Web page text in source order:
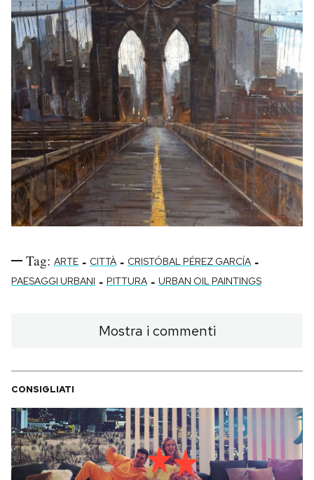
Tag: ARTE - CITTÀ - CRISTÓBAL PÉREZ GARCÍA -
PAESAGGI URBANI - PITTURA - URBAN OIL PAINTINGS
Mostra i commenti
CONSIGLIATI